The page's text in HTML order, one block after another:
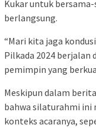
Kukar untuk
berlangsung.
“Mari kita jaga
Pilkada 2024 berjalan
pemimpin yang
Meskipun dalam
bahwa silaturahmi ini
konteks acaranya,